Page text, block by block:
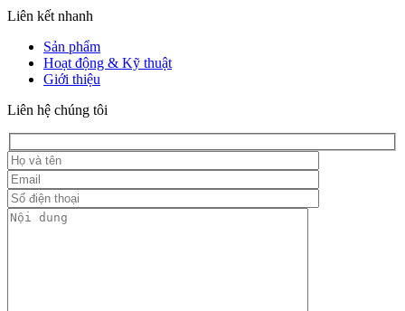
Liên kết nhanh
Sản phẩm
Hoạt động & Kỹ thuật
Giới thiệu
Liên hệ chúng tôi